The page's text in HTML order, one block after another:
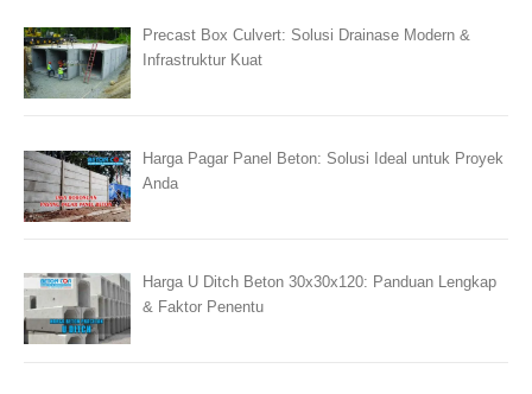
Precast Box Culvert: Solusi Drainase Modern &
Infrastruktur Kuat
Harga Pagar Panel Beton: Solusi Ideal untuk Proyek
Anda
Harga U Ditch Beton 30x30x120: Panduan Lengkap
& Faktor Penentu